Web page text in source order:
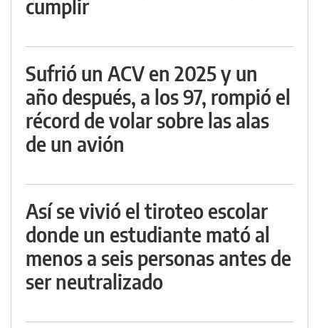
cumplir
Sufrió un ACV en 2025 y un
año después, a los 97, rompió el
récord de volar sobre las alas
de un avión
Así se vivió el tiroteo escolar
donde un estudiante mató al
menos a seis personas antes de
ser neutralizado